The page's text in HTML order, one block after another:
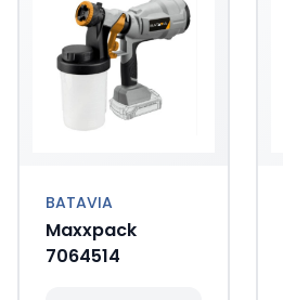
BATAVIA
Maxxpack
7064514